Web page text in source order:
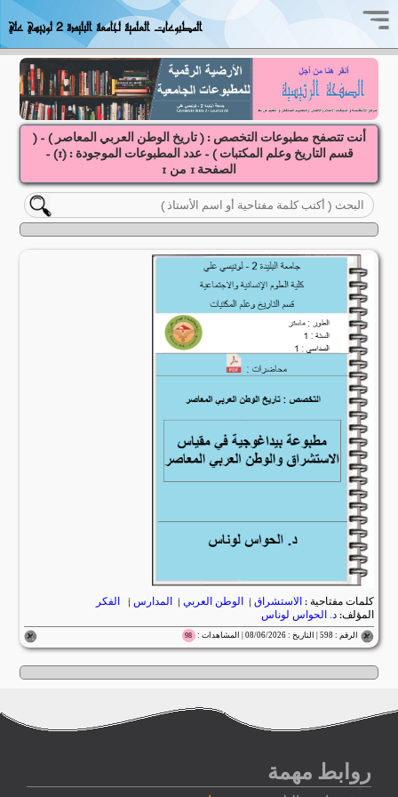
المطبوعات العلمية لجامعة البليدة 2 لونيسي علي
أنت تتصفح مطبوعات التخصص : ( تاريخ الوطن العربي المعاصر ) - (
قسم التاريخ وعلم المكتبات ) - عدد المطبوعات الموجودة : (1
) -
الصفحة 1 من 1
كلمات مفتاحية : الاستشراق | الوطن العربي | المدارس | الفكر
المؤلف:د. الحواس لوناس
الرقم : 598 | التاريخ : 08/06/2026 | المشاهدات : 98
روابط مهمة